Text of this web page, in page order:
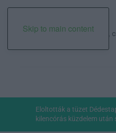
Skip to main content
2026. augusztus 06.,
Eloltották a tüzet
kilencórás küzdelem után